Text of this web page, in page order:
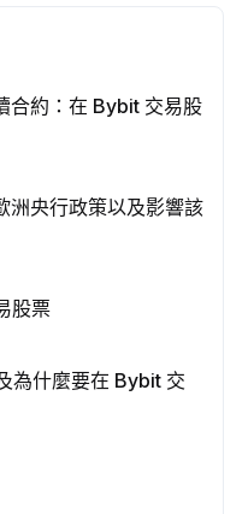
合約：在 Bybit 交易股
洲央行政策以及影響該
股票
為什麼要在 Bybit 交